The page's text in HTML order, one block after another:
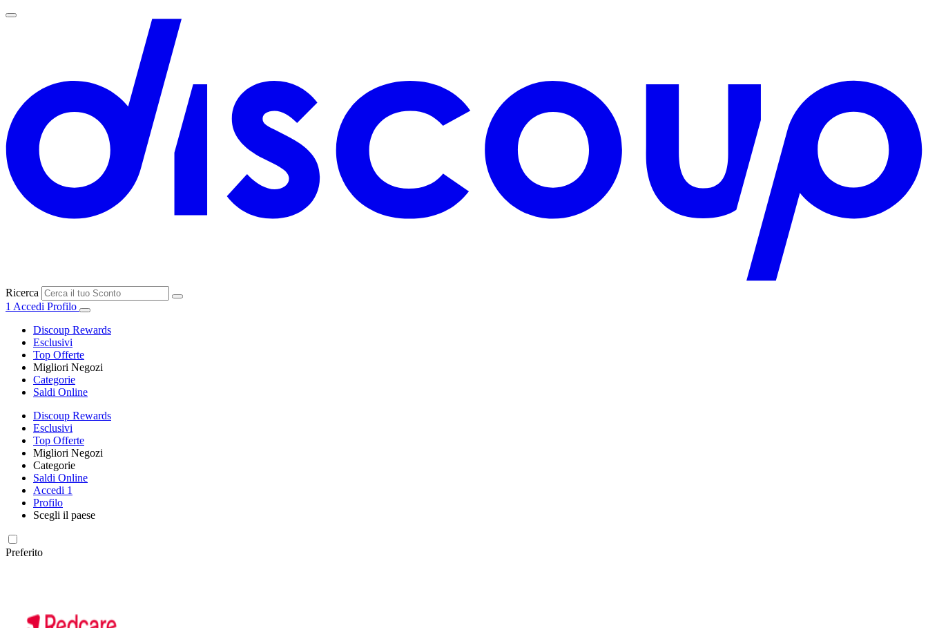
Ricerca
1 Accedi Profilo
Discoup Rewards
Esclusivi
Top Offerte
Migliori Negozi
Categorie
Saldi Online
Discoup Rewards
Esclusivi
Top Offerte
Migliori Negozi
Categorie
Saldi Online
Accedi 1
Profilo
Scegli il paese
Preferito